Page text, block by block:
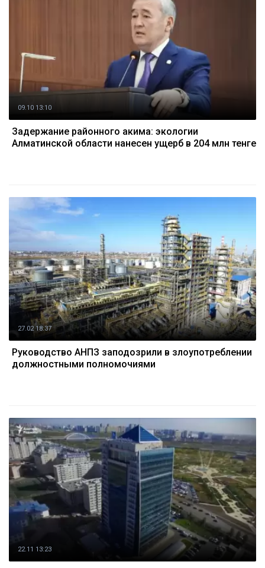
09.10 13:10
Задержание районного акима: экологии
Алматинской области нанесен ущерб в 204 млн тенге
27.02 18:37
Руководство АНПЗ заподозрили в злоупотреблении
должностными полномочиями
22.11 13:23